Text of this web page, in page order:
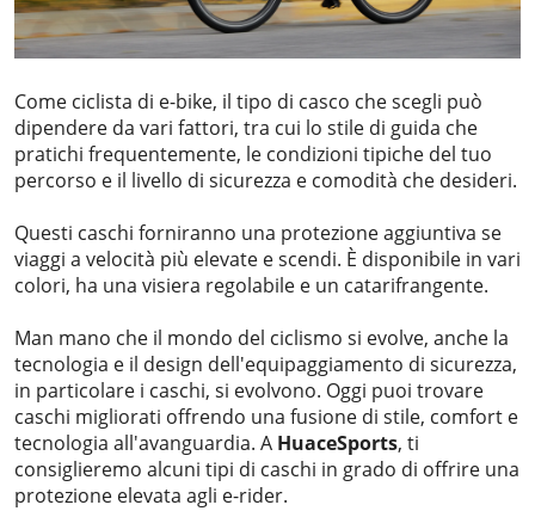
Come ciclista di e-bike, il tipo di casco che scegli può
dipendere da vari fattori, tra cui lo stile di guida che
pratichi frequentemente, le condizioni tipiche del tuo
percorso e il livello di sicurezza e comodità che desideri.
Questi caschi forniranno una protezione aggiuntiva se
viaggi a velocità più elevate e scendi. È disponibile in vari
colori, ha una visiera regolabile e un catarifrangente.
Man mano che il mondo del ciclismo si evolve, anche la
tecnologia e il design dell'equipaggiamento di sicurezza,
in particolare i caschi, si evolvono. Oggi puoi trovare
caschi migliorati offrendo una fusione di stile, comfort e
tecnologia all'avanguardia. A HuaceSports, ti
consiglieremo alcuni tipi di caschi in grado di offrire una
protezione elevata agli e-rider.